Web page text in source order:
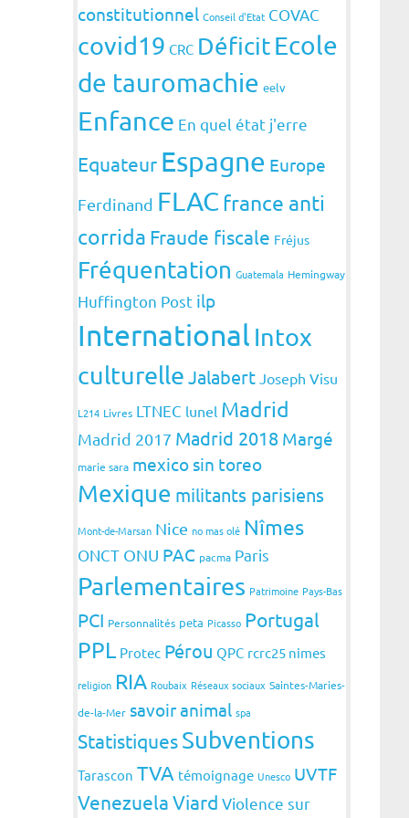
constitutionnel Conseil d'Etat COVAC
covid19 CRC DéficitEcole
de tauromachie eelv
Enfance En quel état j'erre
Equateur Espagne Europe
Ferdinand FLAC france anti
corrida Fraude fiscale Fréjus
Fréquentation Guatemala Hemingway
Huffington Post ilp
International Intox
culturelle Jalabert Joseph Visu
L214 Livres LTNEC lunel Madrid
Madrid 2017 Madrid 2018 Margé
marie sara mexico sin toreo
Mexique militants parisiens
Mont-de-Marsan Nice no mas olé Nîmes
ONCT ONU PAC pacma Paris
Parlementaires Patrimoine Pays-Bas
PCI Personnalités peta Picasso Portugal
PPL Protec Pérou QPC rcrc25 nimes
religion RIA Roubaix Réseaux sociaux Saintes-Maries-
de-la-Mer savoir animal spa
StatistiquesSubventions
Tarascon TVA témoignage Unesco UVTF
VenezuelaViard Violence sur